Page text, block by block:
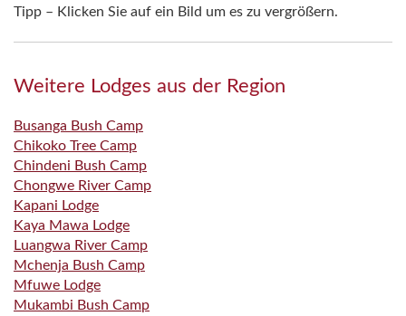
Tipp – Klicken Sie auf ein Bild um es zu vergrößern.
Weitere Lodges aus der Region
Busanga Bush Camp
Chikoko Tree Camp
Chindeni Bush Camp
Chongwe River Camp
Kapani Lodge
Kaya Mawa Lodge
Luangwa River Camp
Mchenja Bush Camp
Mfuwe Lodge
Mukambi Bush Camp